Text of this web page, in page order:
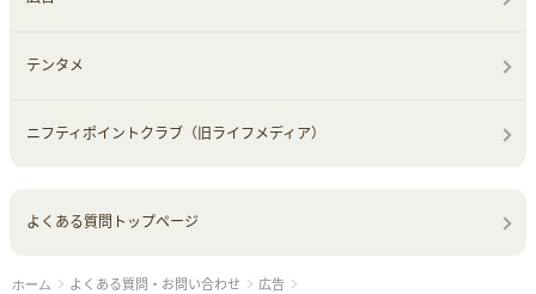
テンタメ
ニフティポイントクラブ（旧ライフメディア）
よくある質問トップページ
ホーム よくある質問・お問い合わせ
広告